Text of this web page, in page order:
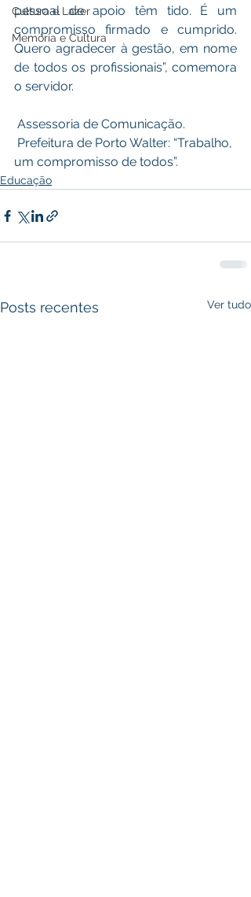
Cultura e Lazer
Memória e Cultura
pessoal de apoio têm tido. É um
compromisso firmado e cumprido.
Quero agradecer à gestão, em nome
de todos os profissionais”, comemora
o servidor.
Assessoria de Comunicação.
Prefeitura de Porto Walter: “Trabalho,
um compromisso de todos”.
Educação
Posts recentes Ver tudo